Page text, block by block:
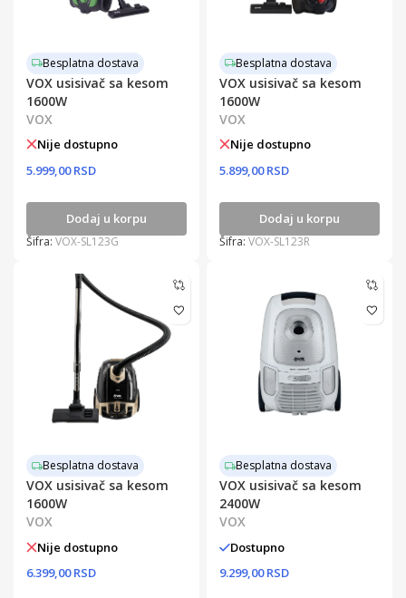
Besplatna dostava
VOX usisivač sa kesom
1600W
VOX
Nije dostupno
5.999,00 RSD
Dodaj u korpu
Šifra: VOX-SL123G
Besplatna dostava
VOX usisivač sa kesom
1600W
VOX
Nije dostupno
5.899,00 RSD
Dodaj u korpu
Šifra:VOX-SL123R
Besplatna dostava
VOX usisivač sa kesom
1600W
VOX
Nije dostupno
6.399,00 RSD
Besplatna dostava
VOX usisivač sa kesom
2400W
VOX
Dostupno
9.299,00 RSD